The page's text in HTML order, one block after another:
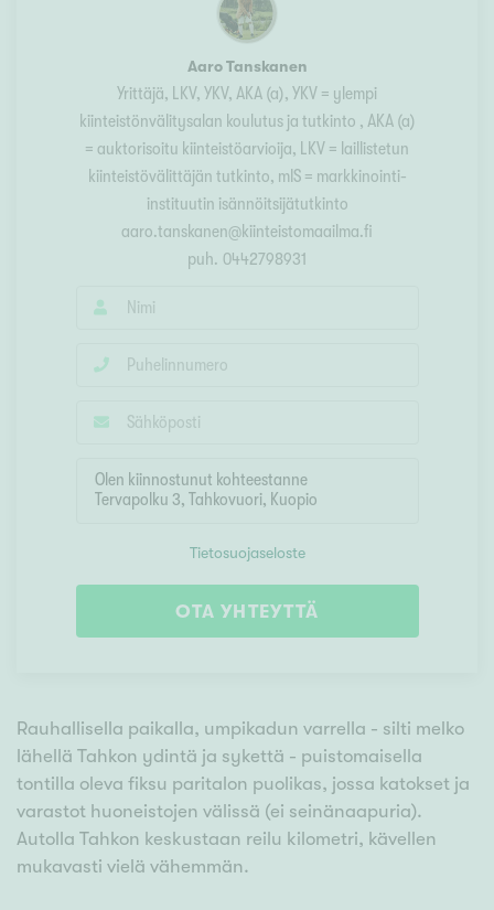
Aaro Tanskanen
Yrittäjä, LKV, YKV, AKA (a), YKV = ylempi
kiinteistönvälitysalan koulutus ja tutkinto , AKA (a)
= auktorisoitu kiinteistöarvioija, LKV = laillistetun
kiinteistövälittäjän tutkinto, mIS = markkinointi-
instituutin isännöitsijätutkinto
aaro.tanskanen@kiinteistomaailma.fi
puh. 0442798931
Tietosuojaseloste
OTA YHTEYTTÄ
Rauhallisella paikalla, umpikadun varrella - silti melko
lähellä Tahkon ydintä ja sykettä - puistomaisella
tontilla oleva fiksu paritalon puolikas, jossa katokset ja
varastot huoneistojen välissä (ei seinänaapuria).
Autolla Tahkon keskustaan reilu kilometri, kävellen
mukavasti vielä vähemmän.